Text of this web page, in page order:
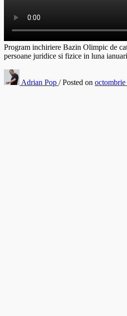
Program inchiriere Bazin Olimpic de
persoane juridice si fizice in luna
Adrian Pop / Posted on